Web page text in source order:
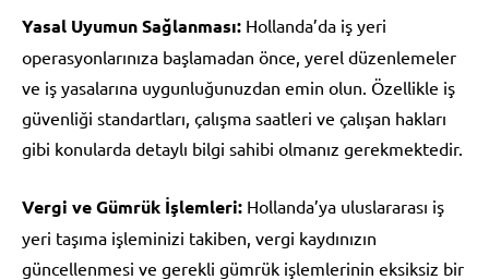
Yasal Uyumun Sağlanması: Hollanda’da iş yeri
operasyonlarınıza başlamadan önce, yerel düzenlemeler
ve iş yasalarına uygunluğunuzdan emin olun. Özellikle iş
güvenliği standartları, çalışma saatleri ve çalışan hakları
gibi konularda detaylı bilgi sahibi olmanız gerekmektedir.
Vergi ve Gümrük İşlemleri: Hollanda’ya uluslararası iş
yeri taşıma işleminizi takiben, vergi kaydınızın
güncellenmesi ve gerekli gümrük işlemlerinin eksiksiz bir